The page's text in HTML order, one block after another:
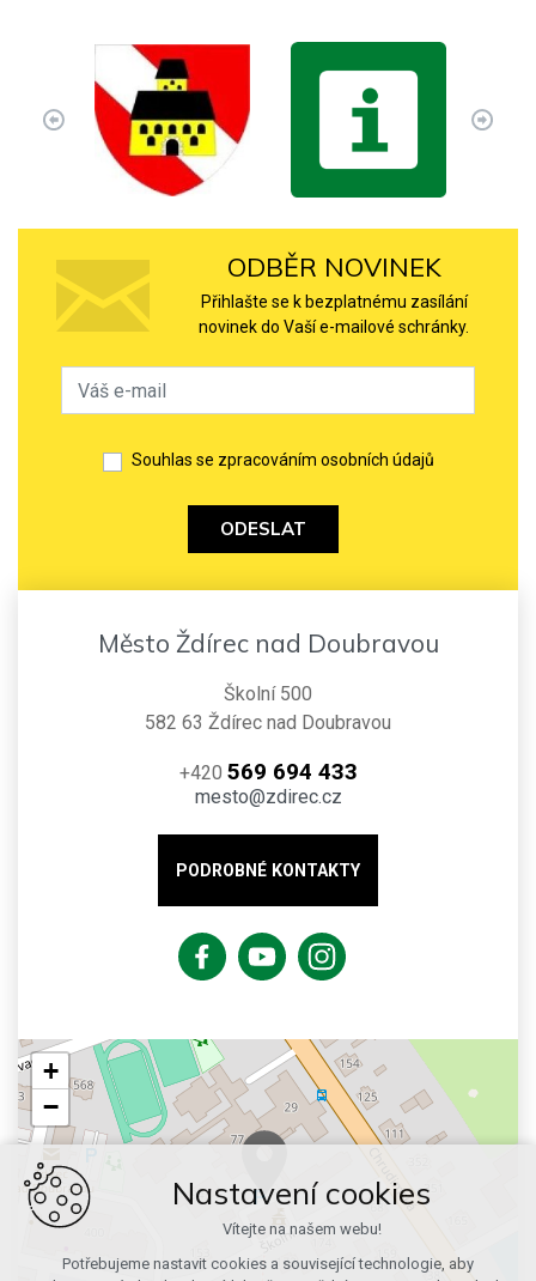
ODBĚR NOVINEK
Přihlašte se k bezplatnému zasílání
novinek do Vaší e-mailové schránky.
Souhlas se zpracováním osobních údajů
ODESLAT
Město Ždírec nad Doubravou
Školní 500
582 63 Ždírec nad Doubravou
+420 569 694 433
mesto@zdirec.cz
PODROBNÉ KONTAKTY
+
−
Nastavení cookies
Vítejte na našem webu!
Potřebujeme nastavit cookies a související technologie, aby